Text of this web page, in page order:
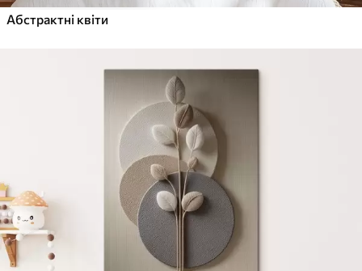
✓Яскраві, насичені кольори
Поверхня з текстурою полотна
Абстрактні квіти